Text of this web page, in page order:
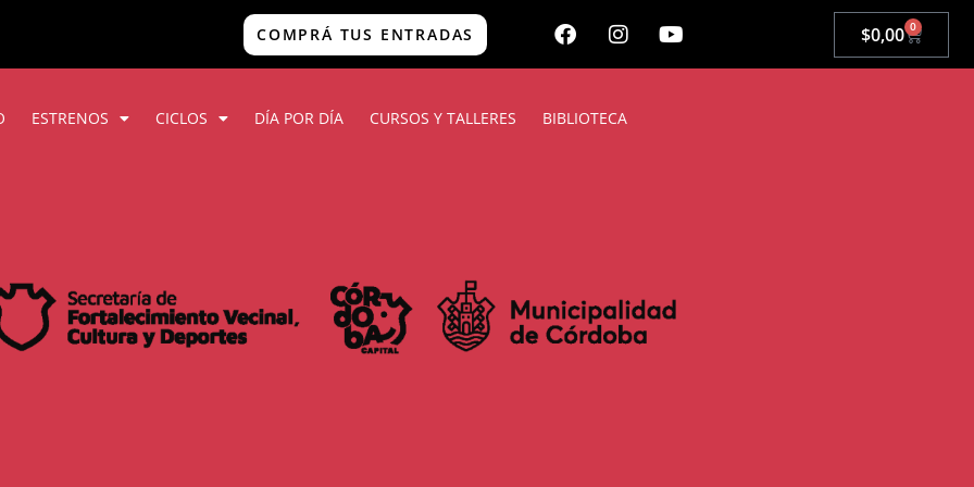
COMPRÁ TUS ENTRADAS $0,00 0
ESTRENOS CICLOS DÍA POR DÍA CURSOS Y TALLERES BIBLIOTECA